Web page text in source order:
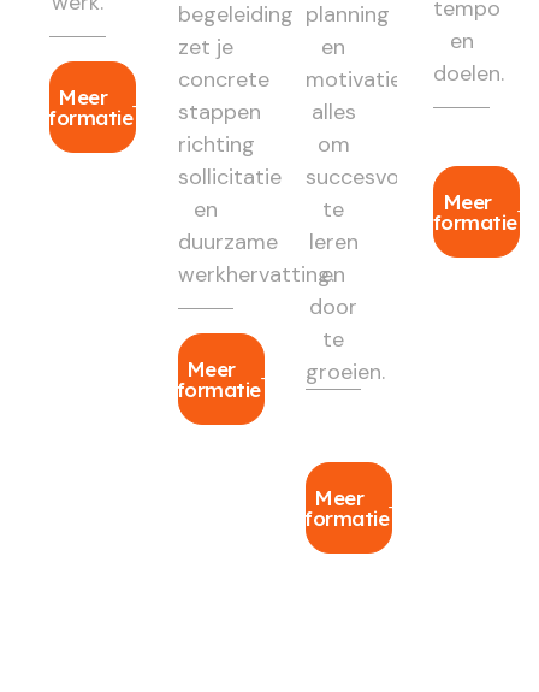
Meer
informatie
begeleiding
zet je
concrete
stappen
richting
sollicitatie
en
duurzame
werkhervatting.
Meer
informatie
planning
en
motivatie:
alles
om
succesvol
te
leren
en
door
te
groeien.
Meer
informatie
tempo
en
doelen.
Meer
informatie